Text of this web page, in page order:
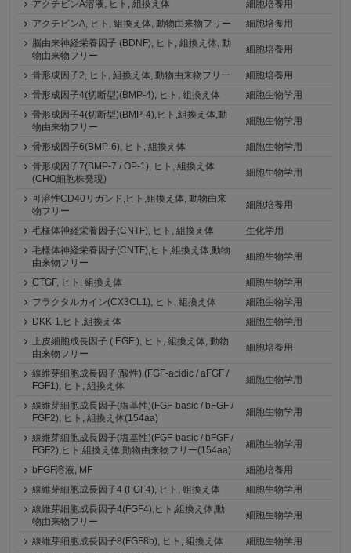
アクチビンA溶液, ヒト, 組換え体
細胞培養用
アクチビンA, ヒト, 組換え体, 動物由来物フリー
細胞培養用
脳由来神経栄養因子 (BDNF), ヒト, 組換え体, 動
物由来物フリー
細胞培養用
骨形成因子2, ヒト, 組換え体, 動物由来物フリー
細胞培養用
骨形成因子4(切断型)(BMP-4), ヒト, 組換え体
細胞生物学用
骨形成因子4(切断型)(BMP-4),ヒト,組換え体,動
物由来物フリー
細胞生物学用
骨形成因子6(BMP-6), ヒト, 組換え体
細胞生物学用
骨形成因子7(BMP-7 / OP-1), ヒト, 組換え体
(CHO細胞株発現)
細胞生物学用
可溶性CD40リガンド,ヒト,組換え体, 動物由来
物フリー
細胞培養用
毛様体神経栄養因子(CNTF), ヒト, 組換え体
生化学用
毛様体神経栄養因子(CNTF),ヒト,組換え体,動物
由来物フリー
細胞生物学用
CTGF, ヒト, 組換え体
細胞生物学用
フラクタルカイン(CX3CL1), ヒト, 組換え体
細胞生物学用
DKK-1,ヒト,組換え体
細胞生物学用
上皮細胞成長因子 ( EGF ), ヒト, 組換え体, 動物
由来物フリー
細胞培養用
線維芽細胞成長因子(酸性) (FGF-acidic / aFGF /
FGF1), ヒト, 組換え体
細胞生物学用
線維芽細胞成長因子(塩基性)(FGF-basic / bFGF /
FGF2), ヒト, 組換え体(154aa)
細胞生物学用
線維芽細胞成長因子(塩基性)(FGF-basic / bFGF /
FGF2),ヒト,組換え体,動物由来物フリー(154aa)
細胞生物学用
bFGF溶液, MF
細胞培養用
線維芽細胞成長因子4 (FGF4), ヒト, 組換え体
細胞生物学用
線維芽細胞成長因子4(FGF4),ヒト,組換え体,動
物由来物フリー
細胞生物学用
線維芽細胞成長因子8(FGF8b), ヒト, 組換え体
細胞生物学用